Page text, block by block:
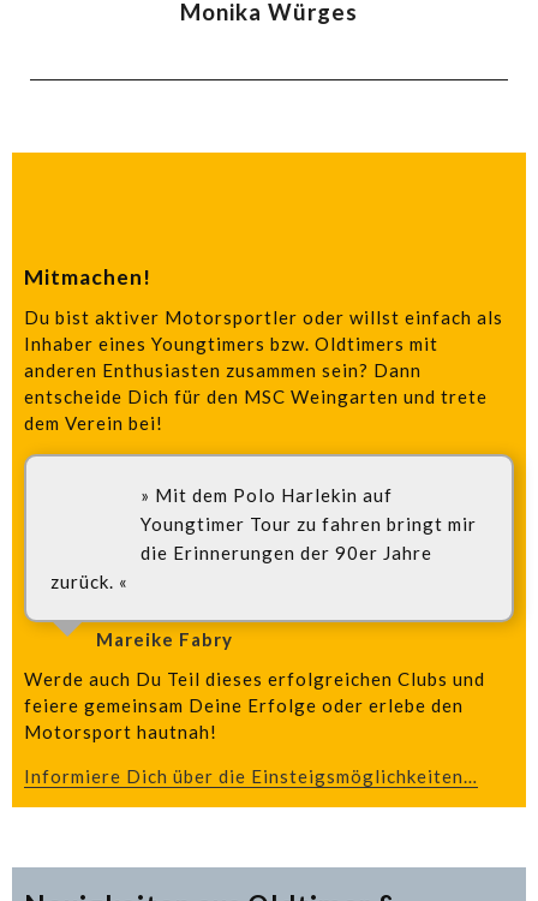
Monika Würges
Mitmachen!
Du bist aktiver Motorsportler oder willst einfach als
Inhaber eines Youngtimers bzw. Oldtimers mit
anderen Enthusiasten zusammen sein? Dann
entscheide Dich für den MSC Weingarten und trete
dem Verein bei!
» Mit dem Polo Harlekin auf
Youngtimer Tour zu fahren bringt mir
die Erinnerungen der 90er Jahre
zurück. «
Mareike Fabry
Werde auch Du Teil dieses erfolgreichen Clubs und
feiere gemeinsam Deine Erfolge oder erlebe den
Motorsport hautnah!
Informiere Dich über die Einsteigsmöglichkeiten…